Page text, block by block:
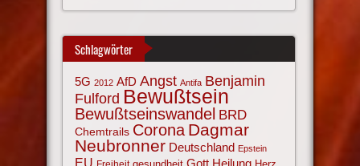
Schlagwörter
5G 2012 AfD Angst Antifa Benjamin
Fulford Bewußtsein
Bewußtseinswandel BRD
Chemtrails Corona Dagmar
Neubronner Deutschland Epstein
EU Gott Heilung